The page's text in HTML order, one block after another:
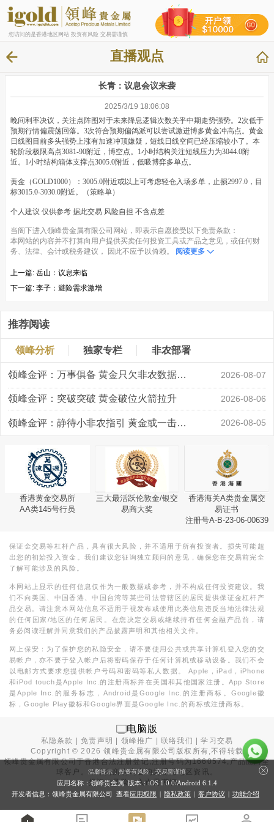
您访问的是香港地区网站 投资有风险 交易需谨慎
直播观点
长青：议息会议来袭
2025/3/19 18:06:08
晚间利率决议，关注点阵图对于未来降息逻辑次数关乎中期走势强势。2次低于
预期行情偏震荡回落。3次符合预期偏鸽派可以尝试激进博多黄金冲高点。黄金
日线图目前多头强势上涨有加速冲顶嫌疑，短线日线空间已经压缩较小了。本
轮阶段极限高点3081-90附近，博空点。1小时结构关注短线压力为3044.0附
近。1小时结构箱体支撑点3005.0附近，低吸博弈多单点。
黄金（GOLD1000）：3005.0附近或以上可考虑轻仓入场多单，止损2997.0，目
标3015.0-3030.0附近。（策略单）
个人建议 仅供参考 据此交易 风险自担 不含点差
当阁下进入领峰贵金属有限公司网站，即表示自愿接受以下免责条款：
本网站的内容并不打算向用户提供买卖任何投资工具或产品之意见，或任何财
务、法律、会计或税务建议， 因此不应予以倚赖。
阅读更多
上一篇: 岳山：议息来临
下一篇: 李子：避险需求激增
推荐阅读
领峰分析 独家专栏 非农部署
领峰金评：万事俱备 黄金只欠非农数据“东风” 2026-08-07
领峰金评：突破突破 黄金破位火箭拉升 2026-08-06
领峰金评：静待小非农指引 黄金或一击破局 2026-08-05
香港黄金交易所
AA类145号行员
三大最活跃伦敦金/银交
易商大奖
香港海关A类贵金属交
易证书
注册号A-B-23-06-00639
保证金交易等杠杆产品，具有很大风险，并不适用于所有投资者。损失可能超
出您的初始投入资金。我们建议您征询独立顾问的意见，确保您在交易前完全
了解可能涉及的风险。
本网站上显示的任何信息仅作为一般数据或参考，并不构成任何投资建议。我
们不向美国、中国香港、中国台湾等某些司法管辖区的居民提供保证金杠杆产
品交易。请注意本网站信息不适用于视发布或使用此类信息违反当地法律法规
的任何国家/地区的任何居民。在您决定交易或继续持有任何金融产品前，请
务必阅读理解并同意我们的产品披露声明和其他相关文件。
网上保安：为了保护您的私隐安全，请不要使用公共或共享计算机登入您的交
易帐户，亦不要于登入帐户后将密码保存于任何计算机或移动设备。我们不会
以电邮方式要求您提供帐户号码和密码等私人数据。 Apple，iPad，iPhone
和iPod touch是Apple Inc.的注册商标并在美国和其他国家注册。App Store
是Apple Inc.的服务标志，Android是Google Inc.的注册商标。Google徽
标，Google Play徽标和Google界面是Google Inc.的商标或注册商标。
电脑版
私隐条款 |免责声明 领峰推广 |联络我们 |学习交易
Copyright ©2026 领峰贵金属有限公司版权所有,不得转载
领峰贵金属有限公司于香港合法注册登记,注册号码为1660574,产品面向全
球客户。本站内所有内容均为香港地区资讯。
投资有风险，入市需谨慎。
温馨提示：投资有风险，交易需谨慎
应用名称：领峰贵金属 版本：iOS 1.0.0/Android 6.1.4
开发者信息：领峰贵金属有限公司 查看应用权限 | 隐私政策 | 客户协议 | 功能介绍